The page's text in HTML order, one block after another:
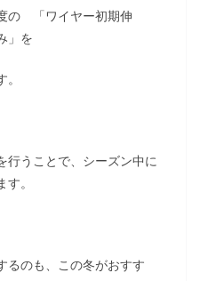
の 「ワイヤー初期伸
」を
行うことで、シーズン中に
。
るのも、この冬がおすす